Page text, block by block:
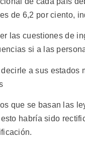
de 6,2 por ciento,
las cuestiones de
si a las
a sus estados
que se basan las
habría sido